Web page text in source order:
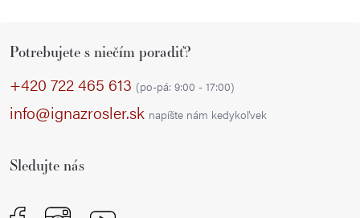
Potrebujete s niečím poradiť?
+420 722 465 613 (po-pá: 9:00 - 17:00)
info@ignazrosler.sk napíšte nám kedykoľvek
Sledujte nás